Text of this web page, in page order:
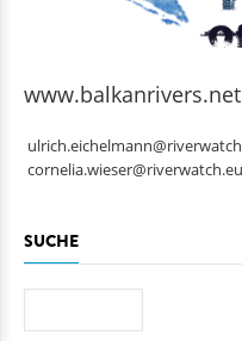
www.balkanrivers.net
cornelia.wieser@riverwatch.eu
Suche